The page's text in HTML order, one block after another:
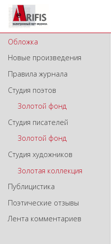
Обложка
Новые произведения
Правила журнала
Студия поэтов
Золотой фонд
Студия писателей
Золотой фонд
Студия художников
Золотая коллекция
Публицистика
Поэтические отзывы
Лента комментариев